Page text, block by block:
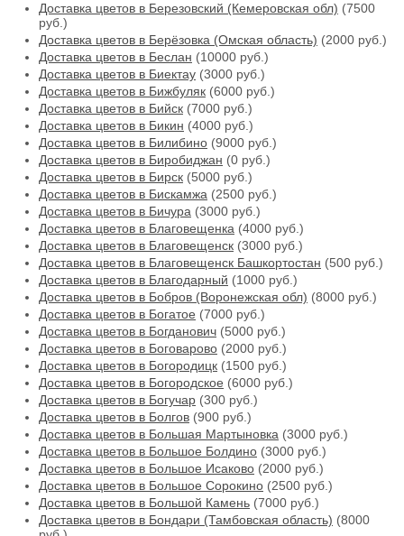
Доставка цветов в Березовский (Кемеровская обл) (7500
руб.)
Доставка цветов в Берёзовка (Омская область) (2000 руб.)
Доставка цветов в Беслан (10000 руб.)
Доставка цветов в Биектау (3000 руб.)
Доставка цветов в Бижбуляк (6000 руб.)
Доставка цветов в Бийск (7000 руб.)
Доставка цветов в Бикин (4000 руб.)
Доставка цветов в Билибино (9000 руб.)
Доставка цветов в Биробиджан (0 руб.)
Доставка цветов в Бирск (5000 руб.)
Доставка цветов в Бискамжа (2500 руб.)
Доставка цветов в Бичура (3000 руб.)
Доставка цветов в Благовещенка (4000 руб.)
Доставка цветов в Благовещенск (3000 руб.)
Доставка цветов в Благовещенск Башкортостан (500 руб.)
Доставка цветов в Благодарный (1000 руб.)
Доставка цветов в Бобров (Воронежская обл) (8000 руб.)
Доставка цветов в Богатое (7000 руб.)
Доставка цветов в Богданович (5000 руб.)
Доставка цветов в Боговарово (2000 руб.)
Доставка цветов в Богородицк (1500 руб.)
Доставка цветов в Богородское (6000 руб.)
Доставка цветов в Богучар (300 руб.)
Доставка цветов в Болгов (900 руб.)
Доставка цветов в Большая Мартыновка (3000 руб.)
Доставка цветов в Большое Болдино (3000 руб.)
Доставка цветов в Большое Исаково (2000 руб.)
Доставка цветов в Большое Сорокино (2500 руб.)
Доставка цветов в Большой Камень (7000 руб.)
Доставка цветов в Бондари (Тамбовская область) (8000